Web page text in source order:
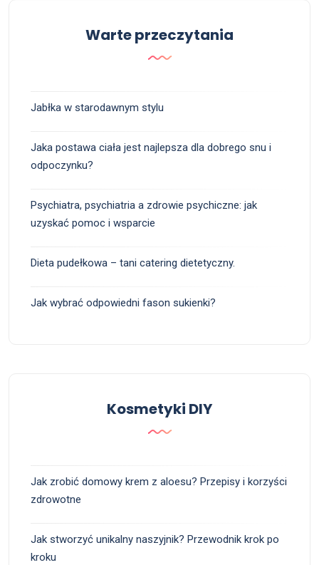
Warte przeczytania
Jabłka w starodawnym stylu
Jaka postawa ciała jest najlepsza dla dobrego snu i
odpoczynku?
Psychiatra, psychiatria a zdrowie psychiczne: jak
uzyskać pomoc i wsparcie
Dieta pudełkowa – tani catering dietetyczny.
Jak wybrać odpowiedni fason sukienki?
Kosmetyki DIY
Jak zrobić domowy krem z aloesu? Przepisy i korzyści
zdrowotne
Jak stworzyć unikalny naszyjnik? Przewodnik krok po
kroku